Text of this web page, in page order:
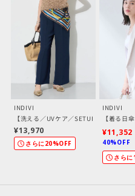
テーパードパンツ：127－65211
ワイドパンツ：127－65210
【素材ポイント】
ヴィンテージ感のある表情が特徴の
適度な落ち感とストレッチ性を持っ
遮熱性／吸汗速乾性／接触冷感性も
※この製品は、吸汗速乾効果のある素
的ではありません。
-・-・-・-・-・-・-・-・-・-・-・-・-
INDIVI
【洗える／UVケア／SETUP可】着る日
¥13,970
さらに20%OFF
INDIVI
【着る日
¥11,352
40%OFF
さら